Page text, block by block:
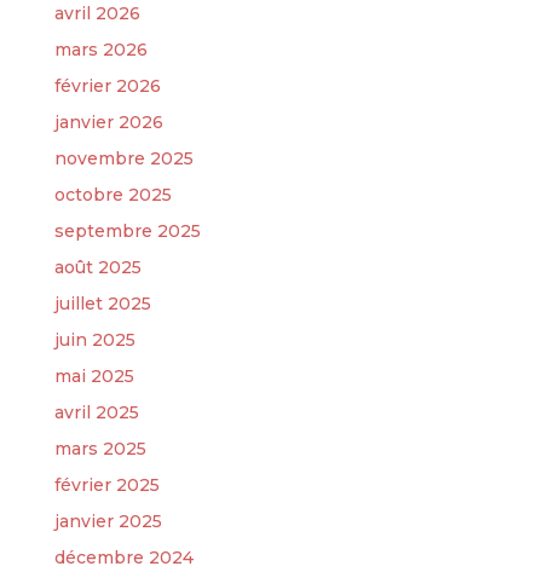
avril 2026
mars 2026
février 2026
janvier 2026
novembre 2025
octobre 2025
septembre 2025
août 2025
juillet 2025
juin 2025
mai 2025
avril 2025
mars 2025
février 2025
janvier 2025
décembre 2024